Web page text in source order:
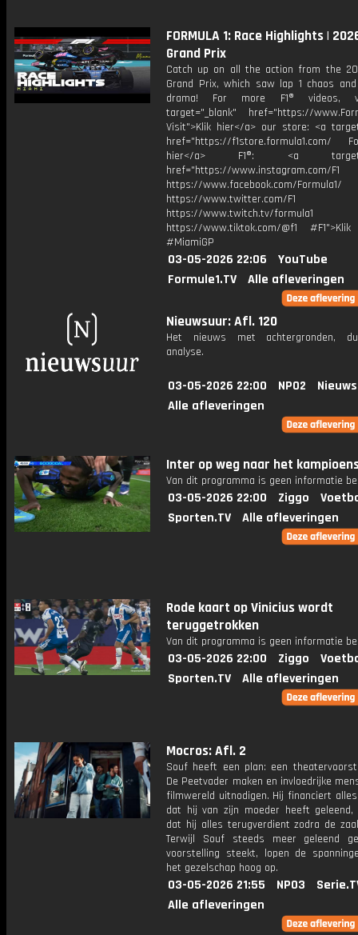
FORMULA 1: Race Highlights |
Grand Prix
Catch up on all the action from the
Grand Prix, which saw lap 1 chaos
drama! For more F1® videos,
target="_blank" href="https://
Visit">Klik hier</a> our store: <a
href="https://f1store.formula1.com/
hier</a> F1®: <a
href="https://www.instagram.com/F1
https://www.facebook.com/Formula1/
https://www.twitter.com/F1
https://www.twitch.tv/formula1
https://www.tiktok.com/@f1
#MiamiGP
03-05-2026 22:06
YouTube
Formule1.TV
Alle afleveringen
Nieuwsuur: Afl. 120
Het nieuws met achtergronden,
analyse.
03-05-2026 22:00 NPO2
Alle afleveringen
Inter op weg naar het
Van dit programma is geen informatie
03-05-2026 22:00 Ziggo
Sporten.TV
Alle afleveringen
Rode kaart op Vinicius wordt
teruggetrokken
Van dit programma is geen informatie
03-05-2026 22:00 Ziggo
Sporten.TV
Alle afleveringen
Mocros: Afl. 2
Souf heeft een plan: een
De Peetvader maken en invloedrijke
filmwereld uitnodigen. Hij financiert
dat hij van zijn moeder heeft geleend,
dat hij alles terugverdient zodra de
Terwijl Souf steeds meer geleend
voorstelling steekt, lopen de
het gezelschap hoog op.
03-05-2026 21:55 NPO3
Alle afleveringen